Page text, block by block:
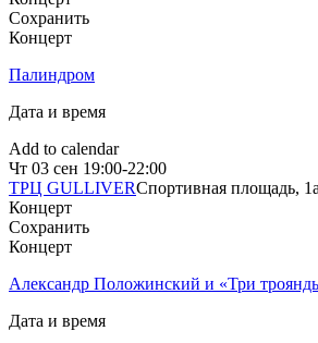
Сохранить
Концерт
Палиндром
Дата и время
Add to calendar
Чт 03 сен 19:00-22:00
ТРЦ GULLIVERСпортивная площадь,
Концерт
Сохранить
Концерт
Александр Положинский и «Три
Дата и время